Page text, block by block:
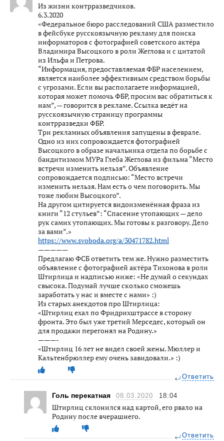
Из жизни контрразведчиков.
6.3.2020
«Федеральное бюро расследований США разместило
в фейсбуке русскоязычную рекламу для поиска
информаторов с фотографией советского актёра
Владимира Высоцкого в роли Жеглова и с цитатой
из Ильфа и Петрова.
“Информация, предоставляемая ФБР населением,
является наиболее эффективным средством борьбы
с угрозами. Если вы располагаете информацией,
которая может помочь ФБР, просим вас обратиться к
нам”, — говорится в рекламе. Ссылка ведёт на
русскоязычную страницу программы
контрразведки ФБР.
Три рекламных объявления запущены в феврале.
Одно из них сопровождается фотографией
Высоцкого в образе начальника отдела по борьбе с
бандитизмом МУРа Глеба Жеглова из фильма “Место
встречи изменить нельзя”. Объявление
сопровождается подписью: “Место встречи
изменить нельзя. Нам есть о чем поговорить. Мы
тоже любим Высоцкого”.
На другом цитируется видоизменённая фраза из
книги “12 стульев”: “Спасение утопающих — дело
рук самих утопающих. Мы готовы к разговору. Дело
за вами”.»
https://www.svoboda.org/a/30471782.html
—————
Предлагаю ФСБ ответить тем же. Нужно разместить
объявление с фотографией актёра Тихонова в роли
Штирлица и надписью ниже: «Не думай о секундах
свысока. Подумай лучше сколько сможешь
заработать у нас и вместе с нами» :)
Из старых анекдотов про Штирлица:
«Штирлиц ехал по Фридрихштрассе в сторону
фронта. Это был уже третий Мерседес, который он
для продажи перегонял на Родину.»
———-
«Штирлиц 16 лет не видел своей жены. Мюллер и
Кальтенбрюллер ему очень завидовали.» :)
Ответить
Голь перекатная 08.03.2020 18:04
Штирлиц склонился над картой, его рвало на
Родину после вчерашнего.
Ответить